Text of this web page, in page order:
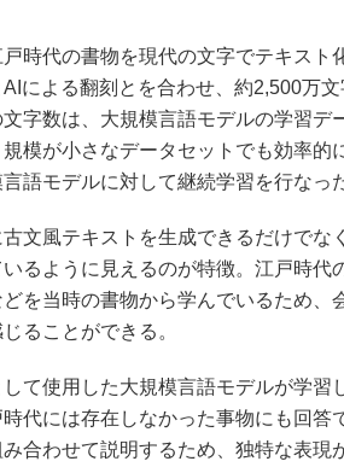
戸時代の書物を現代の文字でテキスト
AIによる翻刻とを合わせ、約2,500万
字数は、大規模言語モデルの学習デ
模が小さなデータセットでも効率的
語モデルに対して継続学習を行なっ
文風テキストを生成できるだけでな
いるように見えるのが特徴。江戸時代
を当時の書物から学んでいるため、
ることができる。
て使用した大規模言語モデルが学習
代には存在しなかった事物にも回答
合わせて説明するため、独特な表現